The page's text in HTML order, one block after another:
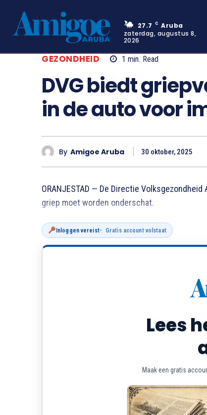
27.7 C Aruba
zaterdag, augustus 8,
2026
GEZONDHEID 1 min. Read
DVG biedt
in de auto voor
By Amigoe Aruba 30 oktober, 2025
ORANJESTAD — De Directie
griep moet worden onderschat.
Inloggen vereist Gratis account volstaat
Lees
Maak een gratis